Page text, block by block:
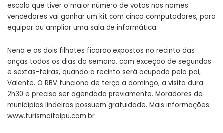
escola que tiver o maior número de votos nos nomes
vencedores vai ganhar um kit com cinco computadores, para
equipar ou ampliar uma sala de informática.
Nena e os dois filhotes ficarão expostos no recinto das
onças todos os dias da semana, com exceção de segundas
e sextas-feiras, quando o recinto será ocupado pelo pai,
Valente. O RBV funciona de terça a domingo, a visita dura
2h30 e precisa ser agendada previamente. Moradores de
municípios lindeiros possuem gratuidade. Mais informações:
www.turismoitaipu.com.br